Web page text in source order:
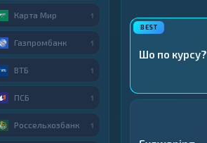
Шо по курсу?
Карта Мир 1
Газпромбанк 1
ВТБ 1
ПСБ 1
Россельхозбанк 1